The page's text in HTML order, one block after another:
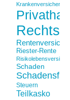
Krankenversicherung
Riester-Rente
Schaden
Steuern
Teilkasko